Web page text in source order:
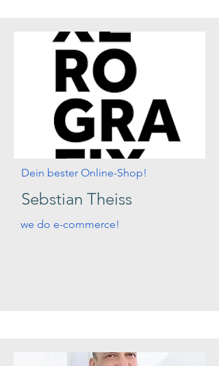
Dein bester Online-Shop!
Sebstian Theiss
we do e-commerce!